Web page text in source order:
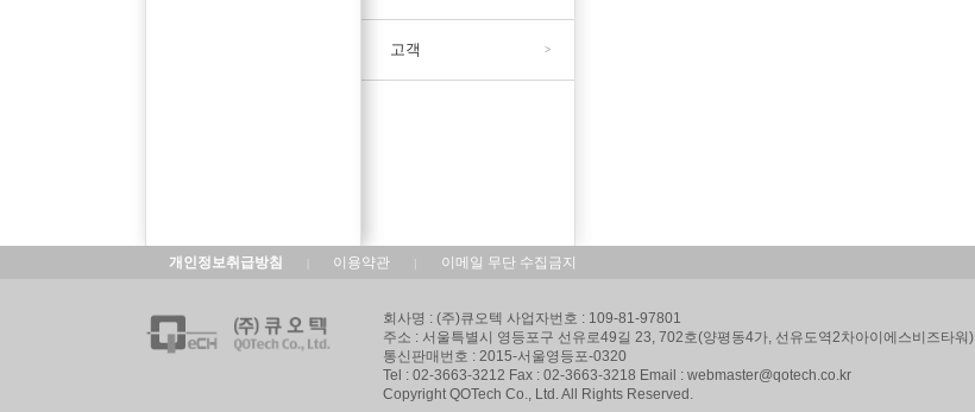
>
고객
개인정보취급방침 이용약관 | 이메일 무단 수집금지
회사명 : (주)큐오텍 사업자번호 : 109-81-97801
주소 : 서울특별시 영등포구 선유로49길 23, 702호(양평동4가, 선유도역2차아이에스비즈타워)
통신판매번호 : 2015-서울영등포-0320
Tel : 02-3663-3212 Fax : 02-3663-3218 Email : webmaster@qotech.co.kr
Copyright QOTech Co., Ltd. All Rights Reserved.